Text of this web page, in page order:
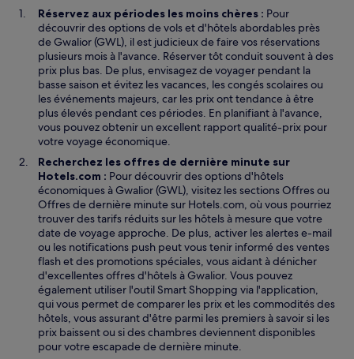
Réservez aux périodes les moins chères : Pour
découvrir des options de vols et d'hôtels abordables près
de Gwalior (GWL), il est judicieux de faire vos réservations
plusieurs mois à l'avance. Réserver tôt conduit souvent à des
prix plus bas. De plus, envisagez de voyager pendant la
basse saison et évitez les vacances, les congés scolaires ou
les événements majeurs, car les prix ont tendance à être
plus élevés pendant ces périodes. En planifiant à l'avance,
vous pouvez obtenir un excellent rapport qualité-prix pour
votre voyage économique.
Recherchez les offres de dernière minute sur
Hotels.com : Pour découvrir des options d'hôtels
économiques à Gwalior (GWL), visitez les sections Offres ou
Offres de dernière minute sur Hotels.com, où vous pourriez
trouver des tarifs réduits sur les hôtels à mesure que votre
date de voyage approche. De plus, activer les alertes e-mail
ou les notifications push peut vous tenir informé des ventes
flash et des promotions spéciales, vous aidant à dénicher
d'excellentes offres d'hôtels à Gwalior. Vous pouvez
également utiliser l'outil Smart Shopping via l'application,
qui vous permet de comparer les prix et les commodités des
hôtels, vous assurant d'être parmi les premiers à savoir si les
prix baissent ou si des chambres deviennent disponibles
pour votre escapade de dernière minute.